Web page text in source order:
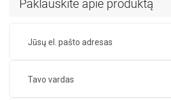
Paklauskite apie produktą